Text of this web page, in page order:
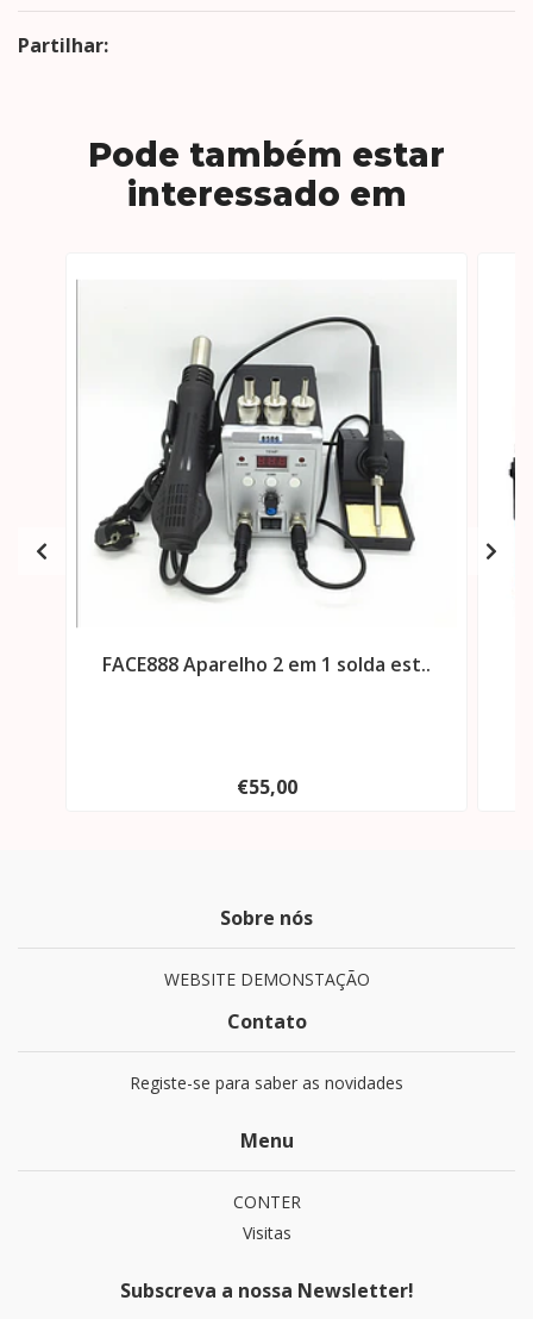
Partilhar:
Pode também estar
interessado em
FACE888 Aparelho 2 em 1 solda est..
€55,00
Sobre nós
WEBSITE DEMONSTAÇÃO
Contato
Registe-se para saber as novidades
Menu
CONTER
Visitas
Subscreva a nossa Newsletter!